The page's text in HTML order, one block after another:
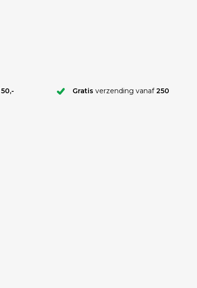
50,- Gratis verzending vanaf250